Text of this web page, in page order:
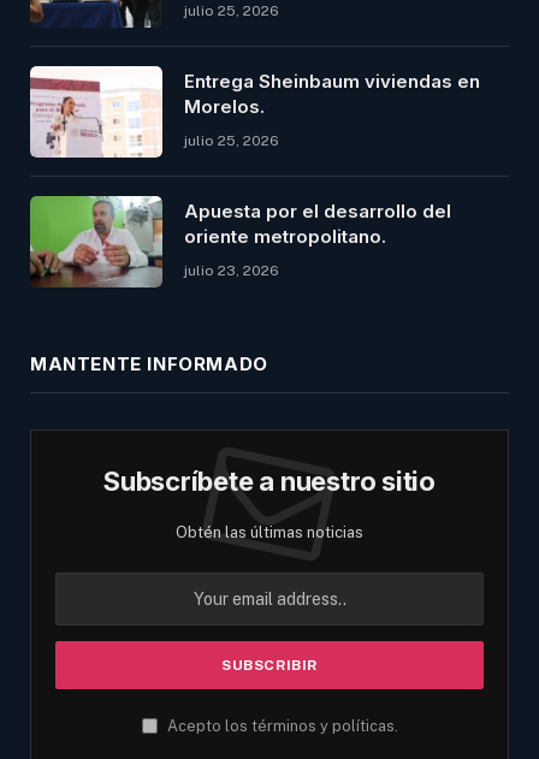
julio 25, 2026
Entrega Sheinbaum viviendas en
Morelos.
julio 25, 2026
Apuesta por el desarrollo del
oriente metropolitano.
julio 23, 2026
MANTENTE INFORMADO
Subscríbete a nuestro sitio
Obtén las últimas noticias
Acepto los términos y políticas.